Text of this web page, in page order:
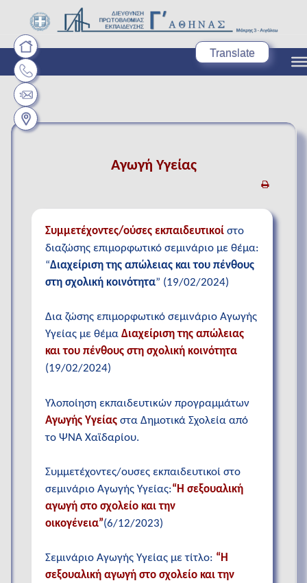
Αγωγή Υγείας
Συμμετέχοντες/ούσες εκπαιδευτικοί στο
διαζώσης επιμορφωτικό σεμινάριο με θέμα:
“Διαχείριση της απώλειας και του πένθους
στη σχολική κοινότητα” (19/02/2024)
Δια ζώσης επιμορφωτικό σεμινάριο Αγωγής
Υγείας με θέμα Διαχείριση της απώλειας
και του πένθους στη σχολική κοινότητα
(19/02/2024)
Υλοποίηση εκπαιδευτικών προγραμμάτων
Αγωγής Υγείας στα Δημοτικά Σχολεία από
το ΨΝΑ Χαϊδαρίου.
Συμμετέχοντες/ουσες εκπαιδευτικοί στο
σεμινάριο Αγωγής Υγείας:“H σεξουαλική
αγωγή στο σχολείο και την
οικογένεια”(6/12/2023)
Σεμινάριο Αγωγής Υγείας με τίτλο: “H
σεξουαλική αγωγή στο σχολείο και την
Translate